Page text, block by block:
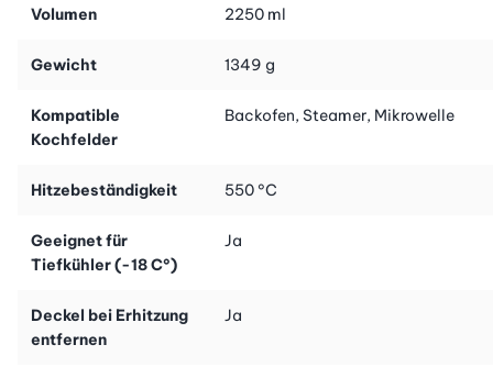
Der Deckel ist mit einem speziellen Lüftungsventil ausgestattet,
einfach öffnen und nach dem Genießen wieder luftdicht
verschließen – für ein perfektes Geschmackserlebnis!
Volumen 2250 ml
Gewicht 1349 g
Kompatible
Kochfelder
Backofen, Steamer, Mikrowelle
Hitzebeständigkeit 550 °C
Geeignet für
Tiefkühler (-18 C°)
Ja
Deckel bei Erhitzung
entfernen
Ja